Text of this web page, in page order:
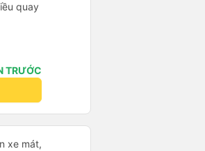
quay
TRƯỚC
xe mát,